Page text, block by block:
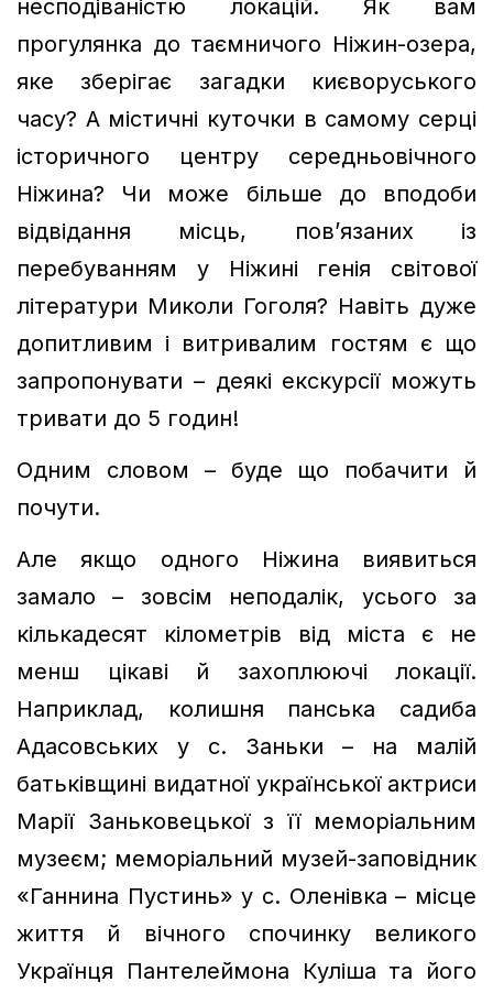
несподіваністю локацій. Як вам
прогулянка до таємничого Ніжин-озера,
яке зберігає загадки києворуського
часу? А містичні куточки в самому серці
історичного центру середньовічного
Ніжина? Чи може більше до вподоби
відвідання місць, пов’язаних із
перебуванням у Ніжині генія світової
літератури Миколи Гоголя? Навіть дуже
допитливим і витривалим гостям є що
запропонувати – деякі екскурсії можуть
тривати до 5 годин!
Одним словом – буде що побачити й
почути.
Але якщо одного Ніжина виявиться
замало – зовсім неподалік, усього за
кількадесят кілометрів від міста є не
менш цікаві й захоплюючі локації.
Наприклад, колишня панська садиба
Адасовських у с. Заньки – на малій
батьківщині видатної української актриси
Марії Заньковецької з її меморіальним
музеєм; меморіальний музей-заповідник
«Ганнина Пустинь» у с. Оленівка – місце
життя й вічного спочинку великого
Українця Пантелеймона Куліша та його